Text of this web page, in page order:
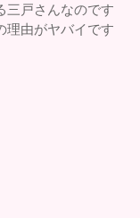
三戸さんなのです
理由がヤバイです